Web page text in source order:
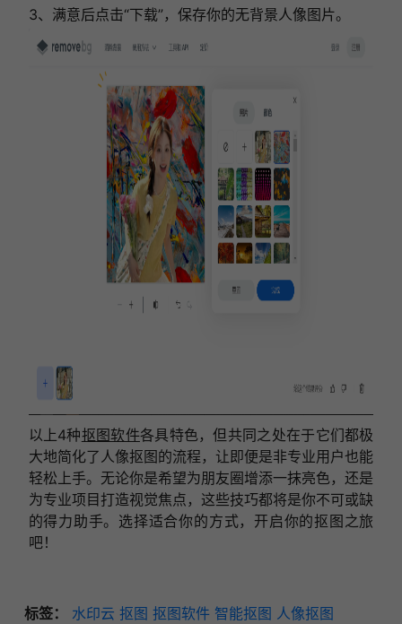
3、满意后点击“下载”，保存你的无背景人像图片。
以上4种抠图软件各具特色，但共同之处在于它们都极
大地简化了人像抠图的流程，让即便是非专业用户也能
轻松上手。无论你是希望为朋友圈增添一抹亮色，还是
为专业项目打造视觉焦点，这些技巧都将是你不可或缺
的得力助手。选择适合你的方式，开启你的抠图之旅
吧！
标签： 水印云 抠图 抠图软件 智能抠图 人像抠图